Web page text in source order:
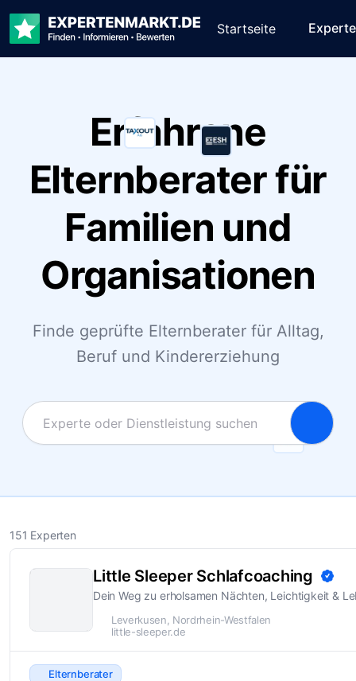
Startseite
Erfahrene
Elternberater für
Familien und
Organisationen
Finde geprüfte Elternberater für Alltag,
Beruf und Kindererziehung
151 Experten
Little Sleeper Schlafcoaching
Dein Weg zu erholsamen Nächten, Leichtigkeit &
Leverkusen, Nordrhein-Westfalen
little-sleeper.de
Elternberater